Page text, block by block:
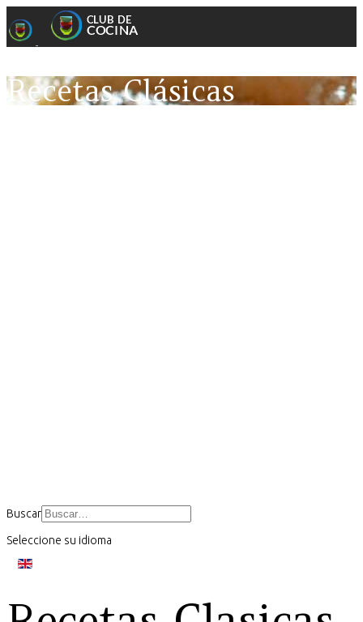
Recetas Clásicas
Buscar
Seleccione su idioma